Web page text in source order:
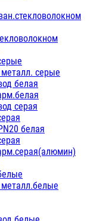
серые
белая
серая
белая